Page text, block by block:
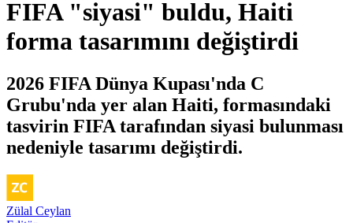
FIFA "siyasi" buldu, Haiti
forma tasarımını değiştirdi
2026 FIFA Dünya Kupası'nda C
Grubu'nda yer alan Haiti, formasındaki
tasvirin FIFA tarafından siyasi bulunması
nedeniyle tasarımı değiştirdi.
Zülal Ceylan